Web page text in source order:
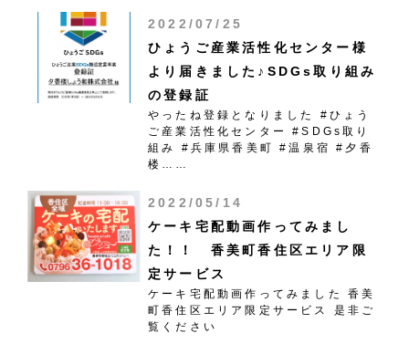
2022/07/25
ひょうご産業活性化センター様
より届きました♪SDGs取り組み
の登録証
やったね登録となりました #ひょう
ご産業活性化センター #SDGs取り
組み #兵庫県香美町 #温泉宿 #夕香
楼……
2022/05/14
ケーキ宅配動画作ってみまし
た！！ 香美町香住区エリア限
定サービス
ケーキ宅配動画作ってみました 香美
町香住区エリア限定サービス 是非ご
覧ください